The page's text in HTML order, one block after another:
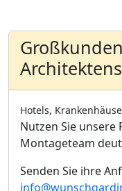
Hotels,
Nutzen Sie unsere
Montageteam
Senden Sie ihre